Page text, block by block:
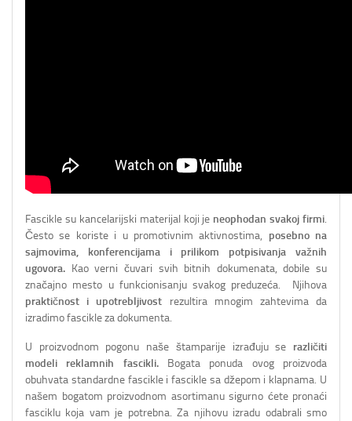
Fascikle su kancelarijski materijal koji je neophodan svakoj firmi.
Često se koriste i u promotivnim aktivnostima, posebno na
sajmovima, konferencijama i prilikom potpisivanja važnih
ugovora. Kao verni čuvari svih bitnih dokumenata, dobile su
značajno mesto u funkcionisanju svakog preduzeća. Njihova
praktičnost i upotrebljivost rezultira mnogim zahtevima da
izradimo fascikle za dokumenta.
U proizvodnom pogonu naše štamparije izrađuju se različiti
modeli reklamnih fascikli.Bogata ponuda ovog proizvoda
obuhvata standardne fascikle i fascikle sa džepom i klapnama. U
našem bogatom proizvodnom asortimanu sigurno ćete pronaći
fasciklu koja vam je potrebna. Za njihovu izradu odabrali smo